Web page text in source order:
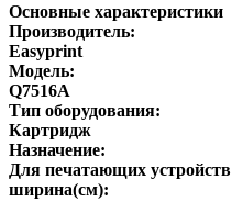
Основные характеристики
Производитель:
Easyprint
Модель:
Q7516A
Тип оборудования:
Картридж
Назначение:
Для печатающих устройств
ширина(см):